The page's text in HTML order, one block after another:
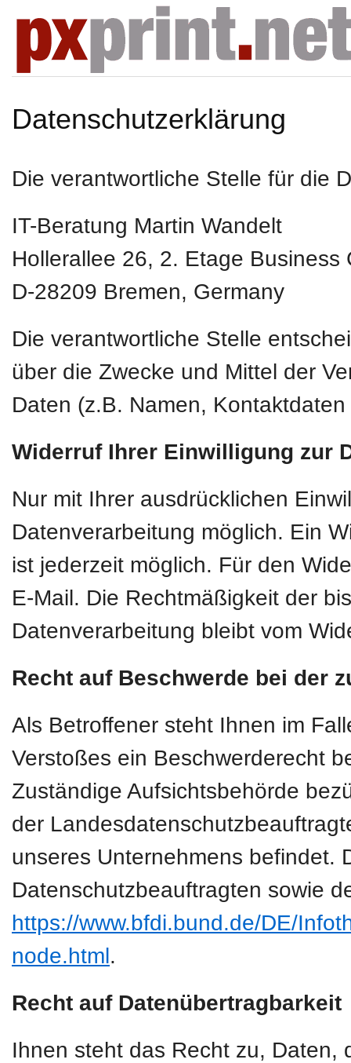
Datenschutzerklärung
Die verantwortliche Stelle für die
IT-Beratung Martin Wandelt
Hollerallee 26, 2. Etage Business
D-28209 Bremen, Germany
Die verantwortliche Stelle
über die Zwecke und Mittel der
Daten (z.B. Namen,
Widerruf Ihrer Einwilligung zur
Nur mit Ihrer ausdrücklichen
Datenverarbeitung möglich. Ein
ist jederzeit möglich. Für den
E-Mail. Die Rechtmäßigkeit der
Datenverarbeitung bleibt vom
Recht auf Beschwerde bei der
Als Betroffener steht Ihnen im
Verstoßes ein Beschwerderecht
Zuständige Aufsichtsbehörde
der
unseres Unternehmens befindet.
Datenschutzbeauftragten sowie
https://www.bfdi.bund.de/DE/
node.html.
Recht auf Datenübertragbarkeit
Ihnen steht das Recht zu, Daten,